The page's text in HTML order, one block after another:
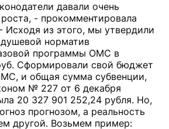
давали очень
- прокомментировала
Исходя из этого, мы утвердили
норматив
программы ОМС в
Сформировали свой бюджет
и общая сумма субвенции,
№ 227 от 6 декабря
20 327 901 252,24 рубля. Но,
прогнозом, а реальность
другой. Возьмем пример: